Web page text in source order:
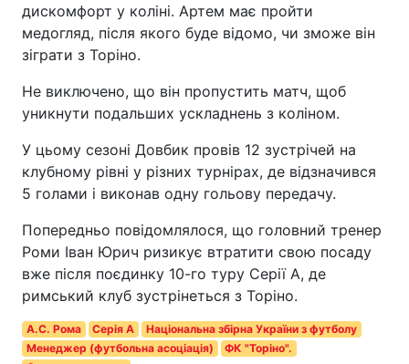
дискомфорт у коліні. Артем має пройти
медогляд, після якого буде відомо, чи зможе він
зіграти з Торіно.
Не виключено, що він пропустить матч, щоб
уникнути подальших ускладнень з коліном.
У цьому сезоні Довбик провів 12 зустрічей на
клубному рівні у різних турнірах, де відзначився
5 голами і виконав одну гольову передачу.
Попередньо повідомлялося, що головний тренер
Роми Іван Юрич ризикує втратити свою посаду
вже після поєдинку 10-го туру Серії А, де
римський клуб зустрінеться з Торіно.
А.С. Рома Серія A
Національна збірна України з футболу
Менеджер (футбольна асоціація)
ФК "Торіно".